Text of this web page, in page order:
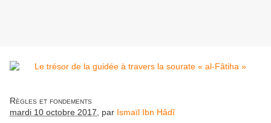
Règles et fondements
mardi 10 octobre 2017
par Ismaïl Ibn Hâdî